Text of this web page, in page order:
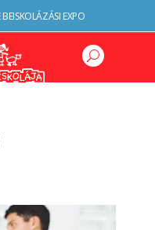
EXPO